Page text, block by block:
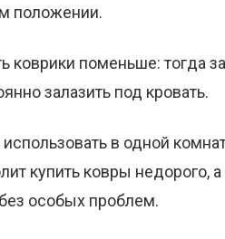
положении.
коврики поменьше: тогда
залазить под кровать.
в одной
купить ковры недорого,
особых проблем.